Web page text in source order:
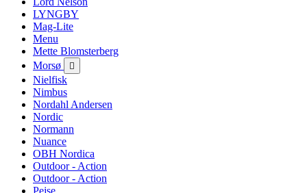
LYNGBY
Mag-Lite
Menu
Mette Blomsterberg
Morsø

Nielfisk
Nimbus
Nordahl Andersen
Nordic
Normann
Nuance
OBH Nordica
Outdoor - Action
Outdoor - Action
Pejse